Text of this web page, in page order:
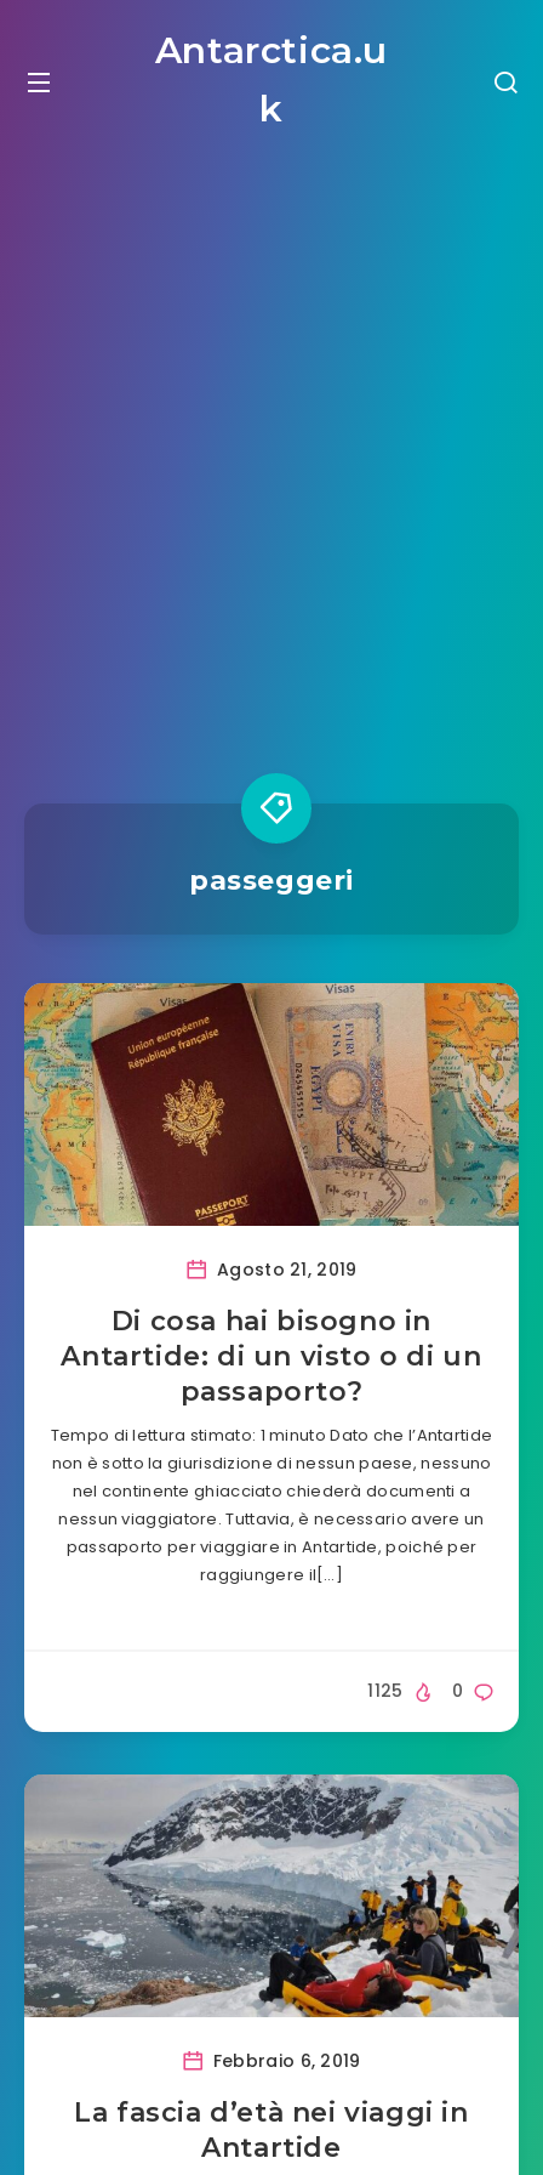
Antarctica.u
k
passeggeri
Agosto 21, 2019
Di cosa hai bisogno in
Antartide: di un visto o di un
passaporto?
Tempo di lettura stimato: 1 minuto Dato che l’Antartide
non è sotto la giurisdizione di nessun paese, nessuno
nel continente ghiacciato chiederà documenti a
nessun viaggiatore. Tuttavia, è necessario avere un
passaporto per viaggiare in Antartide, poiché per
raggiungere il[…]
0
1125
Febbraio 6, 2019
La fascia d’età nei viaggi in
Antartide